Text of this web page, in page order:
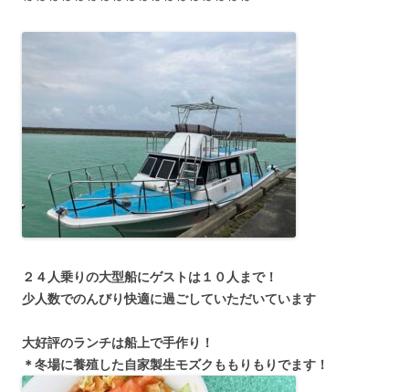
２４人乗りの大型船にゲストは１０人まで！
少人数でのんびり快適に過ごしていただいています
大好評のランチは船上で手作り！
＊冬場に養殖した自家製生モズクももりもりでます！